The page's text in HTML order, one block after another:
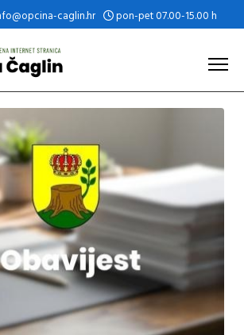
caglin.hr pon-pet 07.00-15.00 h